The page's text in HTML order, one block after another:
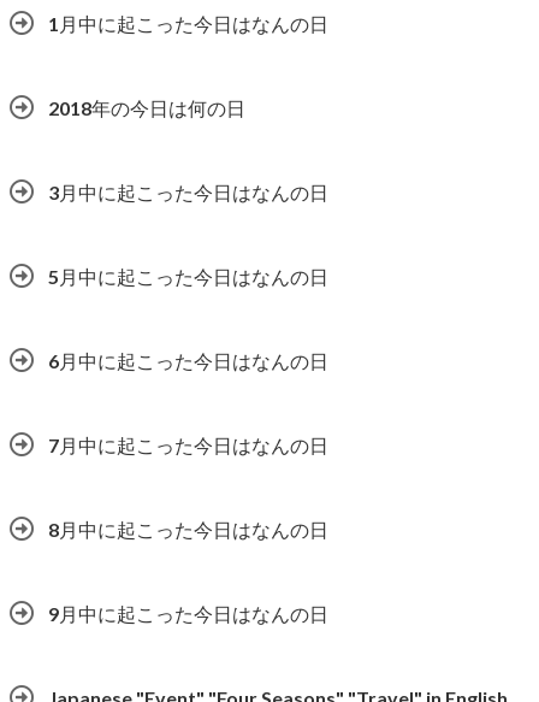
1月中に起こった今日はなんの日
2018年の今日は何の日
3月中に起こった今日はなんの日
5月中に起こった今日はなんの日
6月中に起こった今日はなんの日
7月中に起こった今日はなんの日
8月中に起こった今日はなんの日
9月中に起こった今日はなんの日